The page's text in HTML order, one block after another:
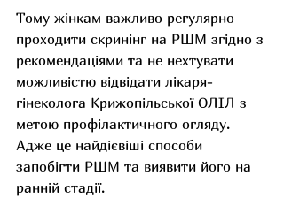
Тому жінкам важливо регулярно
проходити скринінг на РШМ згідно з
рекомендаціями та не нехтувати
можливістю відвідати лікаря-
гінеколога Крижопільської ОЛІЛ з
метою профілактичного огляду.
Адже це найдієвіші способи
запобігти РШМ та виявити його на
ранній стадії.